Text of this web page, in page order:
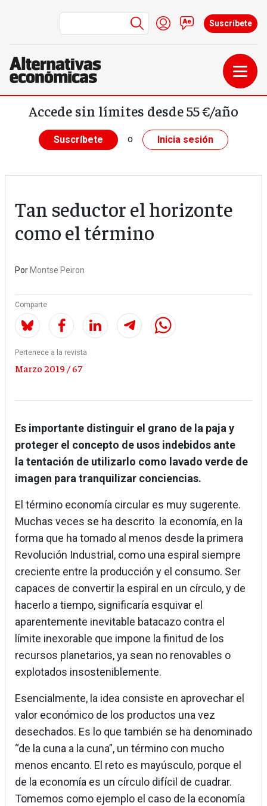
Pasar al contenido principal
Menú de cuenta de
Iniciar sesión
Contacto
Suscríbete
Accede sin límites desde 55 €/año
Suscríbete o Inicia sesión
Tan seductor el horizonte
como el término
Por Montse Peiron
Comparte
Pertenece a la revista
Marzo 2019 / 67
Es importante distinguir el grano de la paja y
proteger el concepto de usos indebidos ante
la tentación de utilizarlo como lavado verde de
imagen para tranquilizar conciencias.
El término economía circular es muy sugerente.
Muchas veces se ha descrito la economía, en la
forma que ha tomado al menos desde la primera
Revolución Industrial, como una espiral siempre
creciente entre la producción y el consumo. Ser
capaces de convertir la espiral en un círculo, y de
hacerlo a tiempo, significaría esquivar el
aparentemente inevitable batacazo contra el
límite inexorable que impone la finitud de los
recursos planetarios, ya sean no renovables o
explotados insosteniblemente.
Esencialmente, la idea consiste en aprovechar el
valor económico de los productos una vez
desechados. Es lo que también se ha denominado
“de la cuna a la cuna”, un término con mucho
menos encanto. El reto es mayúsculo, porque el
de la economía es un círculo difícil de cuadrar.
Tomemos como ejemplo el caso de la economía